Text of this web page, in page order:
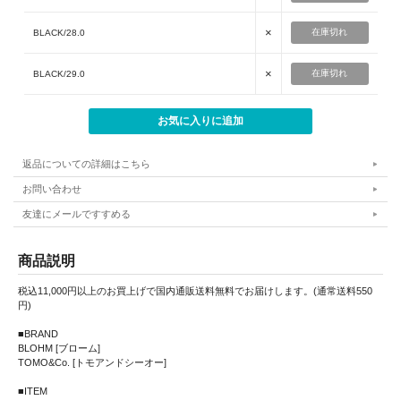
BLACK/28.0 × 在庫切れ
BLACK/29.0 × 在庫切れ
返品についての詳細はこちら
お問い合わせ
友達にメールですすめる
商品説明
税込11,000円以上のお買上げで国内通販送料無料でお届けします。(通常送料550
円)
■BRAND
BLOHM [ブローム]
TOMO&Co. [トモアンドシーオー]
■ITEM